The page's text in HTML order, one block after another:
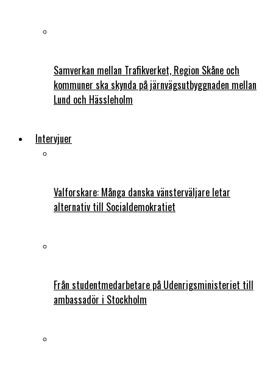
Samverkan mellan Trafikverket, Region Skåne och
kommuner ska skynda på järnvägsutbyggnaden mellan
Lund och Hässleholm
Intervjuer
Valforskare: Många danska vänsterväljare letar
alternativ till Socialdemokratiet
Från studentmedarbetare på Udenrigsministeriet till
ambassadör i Stockholm